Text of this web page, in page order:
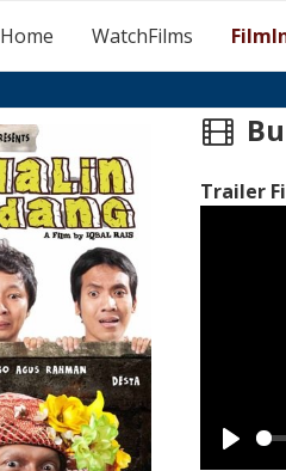
Home WatchFilms
Trailer
Play